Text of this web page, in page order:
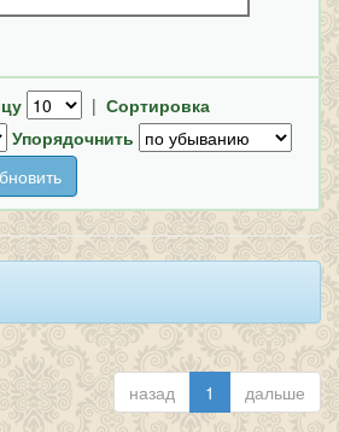
| Сортировка
Упорядочнить
назад 1 дальше